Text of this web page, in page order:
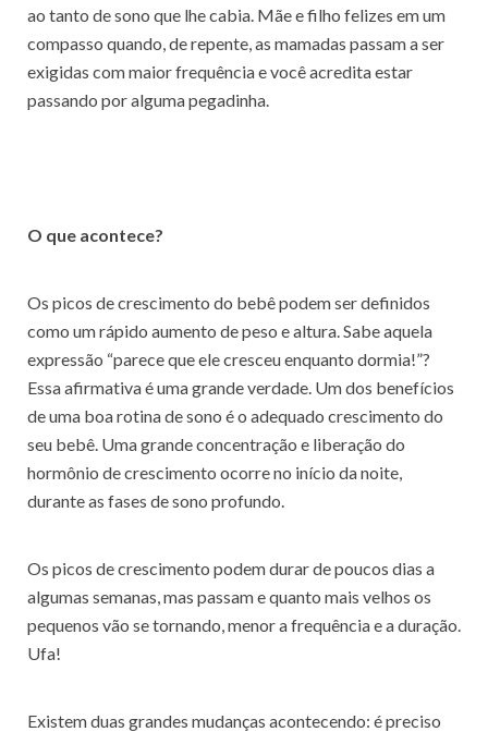
ao tanto de sono que lhe cabia. Mãe e filho felizes em um
compasso quando, de repente, as mamadas passam a ser
exigidas com maior frequência e você acredita estar
passando por alguma pegadinha.
O que acontece?
Os picos de crescimento do bebê podem ser definidos
como um rápido aumento de peso e altura. Sabe aquela
expressão “parece que ele cresceu enquanto dormia!”?
Essa afirmativa é uma grande verdade. Um dos benefícios
de uma boa rotina de sono é o adequado crescimento do
seu bebê. Uma grande concentração e liberação do
hormônio de crescimento ocorre no início da noite,
durante as fases de sono profundo.
Os picos de crescimento podem durar de poucos dias a
algumas semanas, mas passam e quanto mais velhos os
pequenos vão se tornando, menor a frequência e a duração.
Ufa!
Existem duas grandes mudanças acontecendo: é preciso